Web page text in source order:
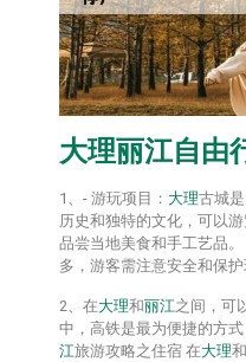
大理丽江自由
1、- 游玩项目： 大理古城是
历史和独特的文化，可以
品尝当地美食和手工艺品。
多，游客需注意安全和保护
2、在大理和丽江之间，可
中，高铁是最为便捷的方
江旅游攻略之住宿 在大理和